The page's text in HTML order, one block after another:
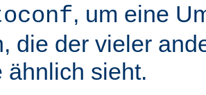
, um eine
die der vieler
ähnlich sieht.